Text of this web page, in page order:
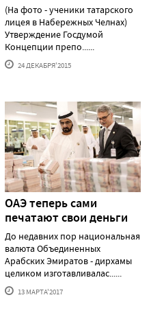
(На фото - ученики татарского
лицея в Набережных Челнах)
Утверждение Госдумой
Концепции препо......
24 ДЕКАБРЯ'2015
ОАЭ теперь сами
печатают свои деньги
До недавних пор национальная
валюта Объединенных
Арабских Эмиратов - дирхамы
целиком изготавливалас......
13 МАРТА'2017